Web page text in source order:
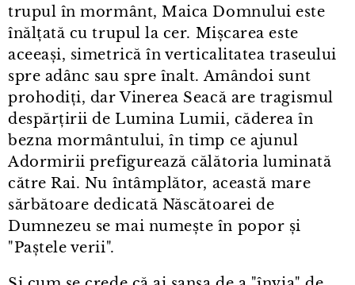
trupul în mormânt, Maica Domnului este
înălțată cu trupul la cer. Mișcarea este
aceeași, simetrică în verticalitatea traseului
spre adânc sau spre înalt. Amândoi sunt
prohodiți, dar Vinerea Seacă are tragismul
despărțirii de Lumina Lumii, căderea în
bezna mormântului, în timp ce ajunul
Adormirii prefigurează călătoria luminată
către Rai. Nu întâmplător, această mare
sărbătoare dedicată Născătoarei de
Dumnezeu se mai numește în popor și
"Paștele verii".